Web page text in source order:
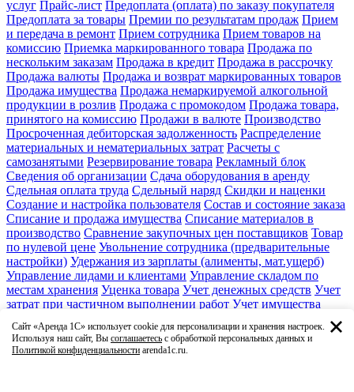
услуг Прайс-лист Предоплата (оплата) по заказу покупателя
Предоплата за товары Премии по результатам продаж Прием
и передача в ремонт Прием сотрудника Прием товаров на
комиссию Приемка маркированного товара Продажа по
нескольким заказам Продажа в кредит Продажа в рассрочку
Продажа валюты Продажа и возврат маркированных товаров
Продажа имущества Продажа немаркируемой алкогольной
продукции в розлив Продажа с промокодом Продажа товара,
принятого на комиссию Продажи в валюте Производство
Просроченная дебиторская задолженность Распределение
материальных и нематериальных затрат Расчеты с
самозанятыми Резервирование товара Рекламный блок
Сведения об организации Сдача оборудования в аренду
Сдельная оплата труда Сдельный наряд Скидки и наценки
Создание и настройка пользователя Состав и состояние заказа
Списание и продажа имущества Списание материалов в
производство Сравнение закупочных цен поставщиков Товар
по нулевой цене Увольнение сотрудника (предварительные
настройки) Удержания из зарплаты (алименты, мат.ущерб)
Управление лидами и клиентами Управление складом по
местам хранения Уценка товара Учет денежных средств Учет
затрат при частичном выполнении работ Учет имущества
спецодежды Учет товара в единицах и в упаковках Учет
товаров по характеристикам Факсимиле и подписи
Сайт «Аренда 1С» использует cookie для персонализации и хранения настроек.
Используя наш сайт, Вы соглашаетесь с обработкой персональных данных и
Политикой конфиденциальности arenda1c.ru.